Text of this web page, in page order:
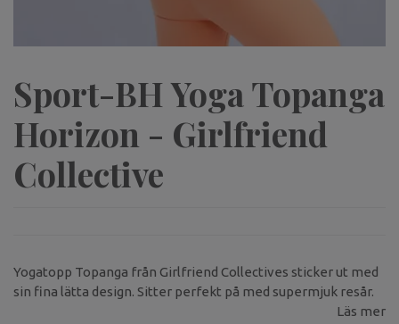
Sport-BH Yoga Topanga
Horizon - Girlfriend
Collective
Yogatopp Topanga från Girlfriend Collectives sticker ut med
sin fina lätta design. Sitter perfekt på med supermjuk resår.
Läs mer